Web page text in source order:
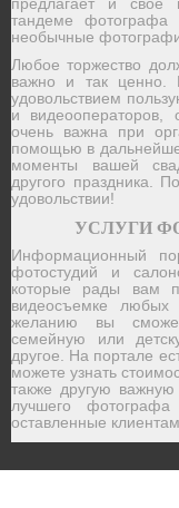
тандеме
необычные
Любое торжество
важно и так ценно.
удовольствием
и видеооператоров,
очень важна при
помощью в
моменты вашей
другого праздника.
удовольствии!
УСЛУГИ
Информационный
фотостудий и
которые рады вам
видеосъемке любых
желанию вы
семейную или
другое. На портале
можете узнать
также другую
лучшего
оставленные